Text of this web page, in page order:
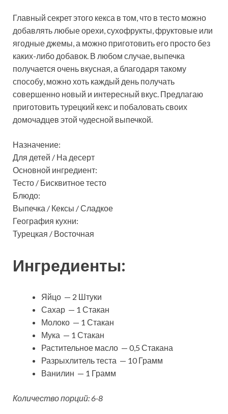
Главный секрет этого кекса в том, что в тесто можно
добавлять любые орехи, сухофрукты, фруктовые или
ягодные джемы, а можно приготовить его просто без
каких-либо добавок. В любом случае, выпечка
получается очень вкусная, а благодаря такому
способу, можно хоть каждый день получать
совершенно новый и интересный вкус. Предлагаю
приготовить турецкий кекс и побаловать своих
домочадцев этой чудесной выпечкой.
Назначение:
Для детей / На десерт
Основной ингредиент:
Тесто / Бисквитное тесто
Блюдо:
Выпечка / Кексы / Сладкое
География кухни:
Турецкая / Восточная
Ингредиенты:
Яйцо — 2 Штуки
Сахар — 1 Стакан
Молоко — 1 Стакан
Мука — 1 Стакан
Растительное масло — 0,5 Стакана
Разрыхлитель теста — 10 Грамм
Ванилин — 1 Грамм
Количество порций: 6-8